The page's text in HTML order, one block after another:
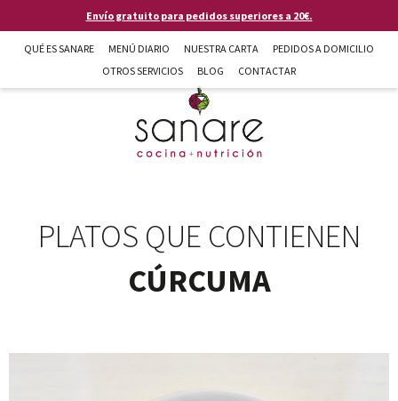
Pasar al contenido principalEnvío gratuito para pedidos superiores a 20€.
QUÉ ES SANARE MENÚ DIARIO NUESTRA CARTA
PEDIDOS A DOMICILIO
OTROS SERVICIOS
BLOG CONTACTAR
Sanare cocina + nutrición en Almería
PLATOS QUE CONTIENEN
CÚRCUMA